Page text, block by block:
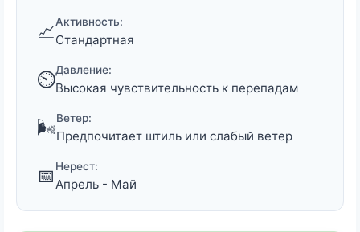
📈Активность:
Стандартная
⏲️Давление:
Высокая чувствительность к перепадам
🌬️Ветер:
Предпочитает штиль или слабый ветер
📅 Нерест:
Апрель - Май